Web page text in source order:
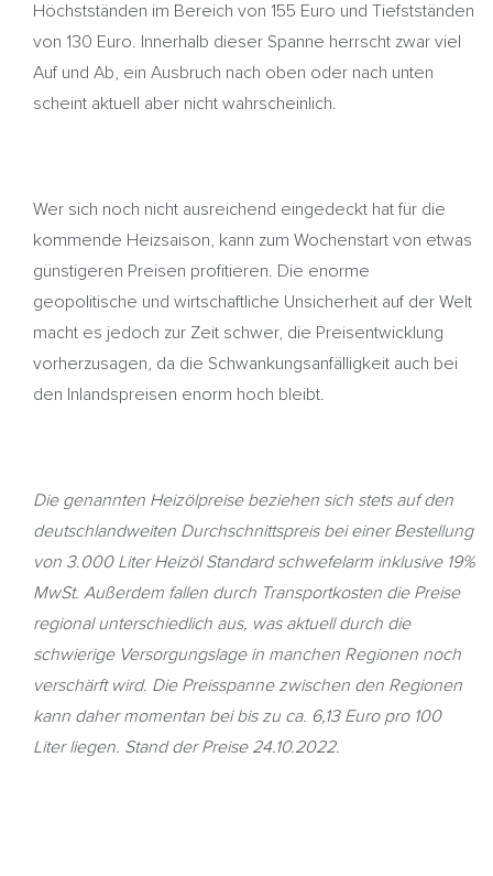
Höchstständen im Bereich von 155 Euro und Tiefstständen
von 130 Euro. Innerhalb dieser Spanne herrscht zwar viel
Auf und Ab, ein Ausbruch nach oben oder nach unten
scheint aktuell aber nicht wahrscheinlich.
Wer sich noch nicht ausreichend eingedeckt hat für die
kommende Heizsaison, kann zum Wochenstart von etwas
günstigeren Preisen profitieren. Die enorme
geopolitische und wirtschaftliche Unsicherheit auf der Welt
macht es jedoch zur Zeit schwer, die Preisentwicklung
vorherzusagen, da die Schwankungsanfälligkeit auch bei
den Inlandspreisen enorm hoch bleibt.
Die genannten Heizölpreise beziehen sich stets auf den
deutschlandweiten Durchschnittspreis bei einer Bestellung
von 3.000 Liter Heizöl Standard schwefelarm inklusive 19%
MwSt. Außerdem fallen durch Transportkosten die Preise
regional unterschiedlich aus, was aktuell durch die
schwierige Versorgungslage in manchen Regionen noch
verschärft wird. Die Preisspanne zwischen den Regionen
kann daher momentan bei bis zu ca. 6,13 Euro pro 100
Liter liegen. Stand der Preise 24.10.2022.